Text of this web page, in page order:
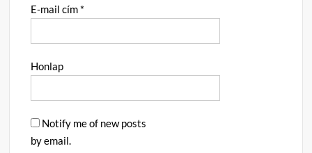
E-mail cím *
Honlap
Notify me of new posts
by email.